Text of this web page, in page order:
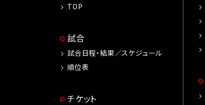
TOP
試合
試合日程・結果／スケジュール
順位表
チケット